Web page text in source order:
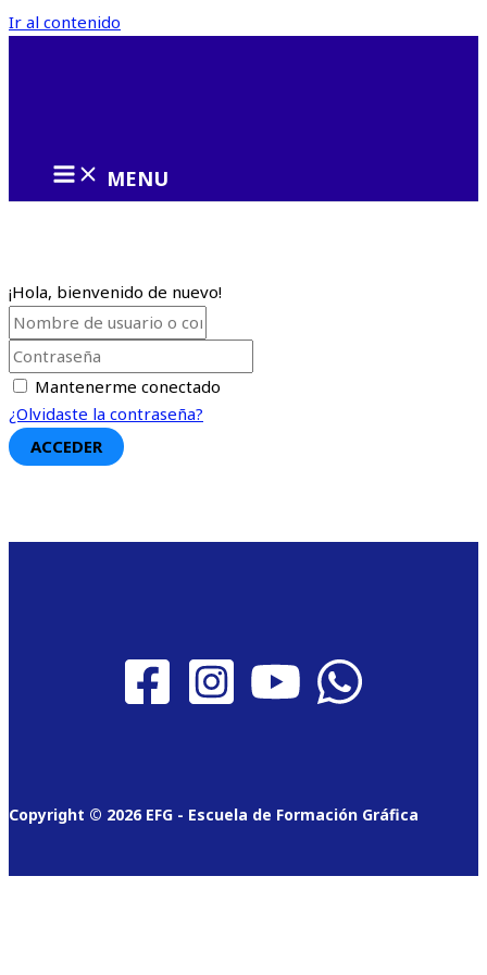
Ir al contenido
MENU
¡Hola, bienvenido de nuevo!
Mantenerme conectado
¿Olvidaste la contraseña?
ACCEDER
Copyright © 2026 EFG - Escuela de Formación Gráfica